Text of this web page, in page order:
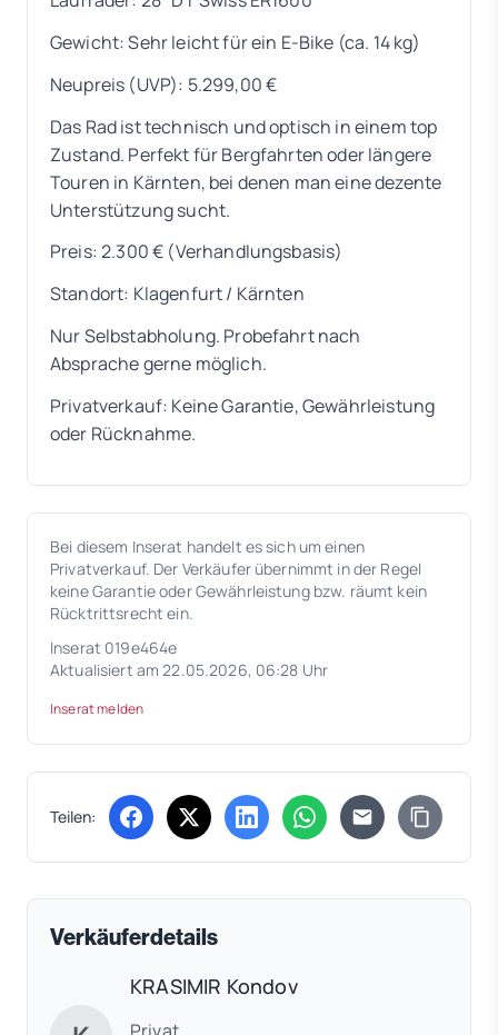
Gewicht: Sehr leicht für ein E-Bike (ca. 14 kg)
Neupreis (UVP): 5.299,00 €
Das Rad ist technisch und optisch in einem top
Zustand. Perfekt für Bergfahrten oder längere
Touren in Kärnten, bei denen man eine dezente
Unterstützung sucht.
Preis: 2.300 € (Verhandlungsbasis)
Standort: Klagenfurt / Kärnten
Nur Selbstabholung. Probefahrt nach
Absprache gerne möglich.
Privatverkauf: Keine Garantie, Gewährleistung
oder Rücknahme.
Bei diesem Inserat handelt es sich um einen
Privatverkauf. Der Verkäufer übernimmt in der Regel
keine Garantie oder Gewährleistung bzw. räumt kein
Rücktrittsrecht ein.
Inserat 019e464e
Aktualisiert am 22.05.2026, 06:28 Uhr
Inserat melden
Teilen: (öffnet in neuem Tab)
(öffnet in neuem Tab)
(öffnet in neuem Tab)
(öffnet in neuem Tab)
Verkäuferdetails
KRASIMIR Kondov